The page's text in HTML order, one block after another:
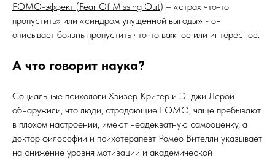
FOMO-эффект (Fear Of Missing Out) – «страх что-то
пропустить» или «синдром упущенной выгоды» - он
описывает боязнь пропустить что-то важное или интересное.
А что говорит наука?
Социальные психологи Хэйзер Кригер и Энджи Лерой
обнаружили, что люди, страдающие FOMO, чаще пребывают
в плохом настроении, имеют неадекватную самооценку, а
доктор философии и психотерапевт Ромео Вителли указывает
на снижение уровня мотивации и академической